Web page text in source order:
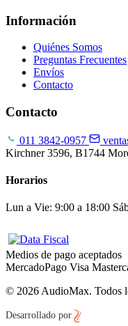
Información
Quiénes Somos
Preguntas Frecuentes
Envíos
Contacto
Contacto
011 3842-0957
Kirchner 3596, B1744
Horarios
Lun a Vie: 9:00 a 18:00
Medios de pago aceptados
MercadoPago Visa
© 2026 AudioMax. Todos
Desarrollado por